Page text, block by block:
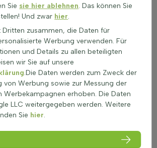
passt dieVogel-Kirsche (Prunus avium)
Prunus avium Hochstamm als starkem
Sie sie hier ablehnen. Das können Sie
Und zwar hier.
zusammen, die Daten für
Werbung verwenden. Für
und Details zu allen beteiligten
wir Sie auf unsere
.Die Daten werden zum Zweck der
von Werbung sowie zur Messung der
Werbekampagnen erhoben. Die Daten
LLC weitergegeben werden. Weitere
Sie hier.